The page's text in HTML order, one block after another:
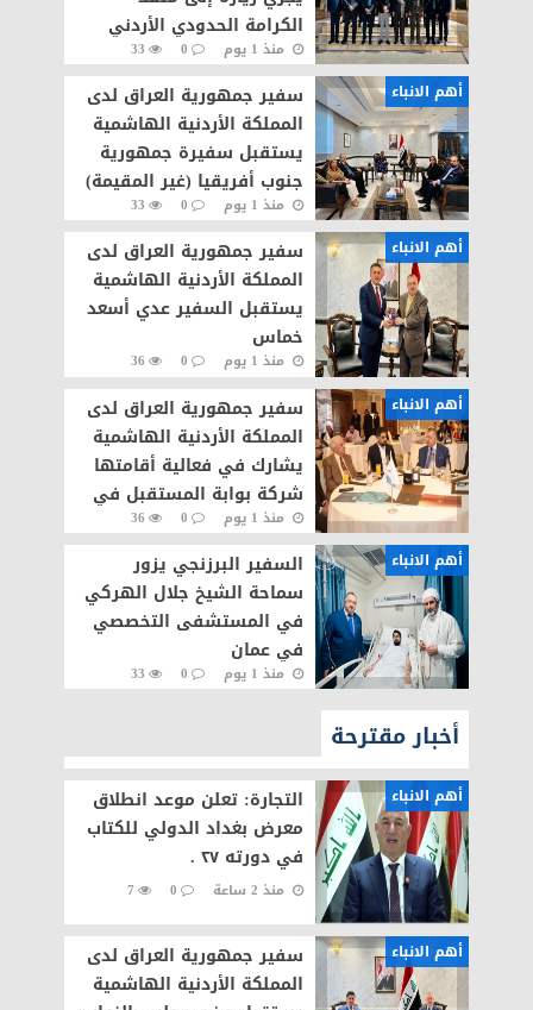
الكرامة الحدودي الأردني
منذ 1 يوم 0
33
أهم الانباء
سفير جمهورية العراق لدى
المملكة الأردنية الهاشمية
يستقبل سفيرة جمهورية
جنوب أفريقيا (غير المقيمة)
لدى جمهورية العراق
منذ 1 يوم 0
33
أهم الانباء
سفير جمهورية العراق لدى
المملكة الأردنية الهاشمية
يستقبل السفير عدي أسعد
خماس
منذ 1 يوم 0
36
أهم الانباء
سفير جمهورية العراق لدى
المملكة الأردنية الهاشمية
يشارك في فعالية أقامتها
شركة بوابة المستقبل في
العاصمة الأردنية عمّان
منذ 1 يوم 0
36
أهم الانباء
السفير البرزنجي يزور
سماحة الشيخ جلال الهركي
في المستشفى التخصصي
في عمان
منذ 1 يوم 0
33
أخبار مقترحة
أهم الانباء
التجارة: تعلن موعد انطلاق
معرض بغداد الدولي للكتاب
في دورته ٢٧ .
منذ 2 ساعة 0
7
أهم الانباء
سفير جمهورية العراق لدى
المملكة الأردنية الهاشمية